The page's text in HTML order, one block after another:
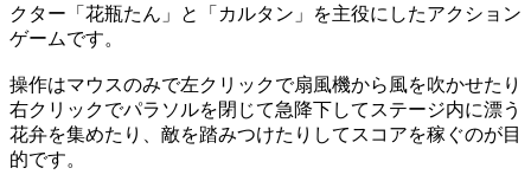
クター「花瓶たん」と「カルタン」を主役にしたアクション
ゲームです。
操作はマウスのみで左クリックで扇風機から風を吹かせたり
右クリックでパラソルを閉じて急降下してステージ内に漂う
花弁を集めたり、敵を踏みつけたりしてスコアを稼ぐのが目
的です。